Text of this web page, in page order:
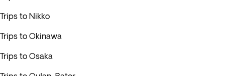
Trips to Nikko
Trips to Okinawa
Trips to Osaka